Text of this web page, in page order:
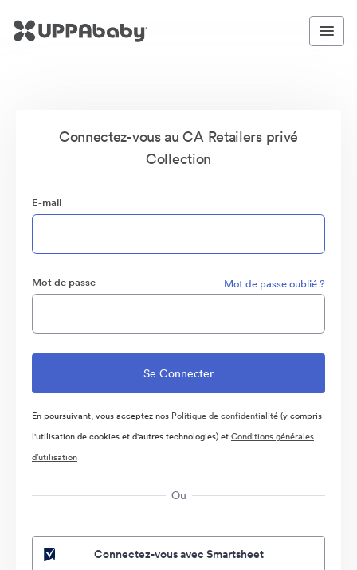
Connectez-vous au CA Retailers privé
Collection
E-mail
Mot de passe Mot de passe oublié ?
En poursuivant, vous acceptez nos Politique de confidentialité(y compris
l'utilisation de cookies et d'autres technologies) etConditions générales
d’utilisation
Ou
Connectez-vous avec Smartsheet